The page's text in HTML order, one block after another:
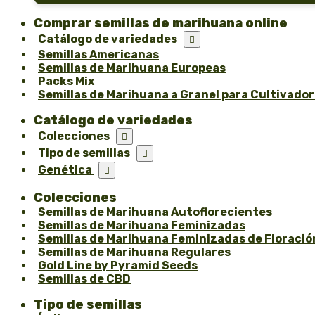
Comprar semillas de marihuana online
Catálogo de variedades 
Semillas Americanas
Semillas de Marihuana Europeas
Packs Mix
Semillas de Marihuana a Granel para
Catálogo de variedades
Colecciones 
Tipo de semillas 
Genética 
Colecciones
Semillas de Marihuana Autoflorecientes
Semillas de Marihuana Feminizadas
Semillas de Marihuana Feminizadas de
Semillas de Marihuana Regulares
Gold Line by Pyramid Seeds
Semillas de CBD
Tipo de semillas